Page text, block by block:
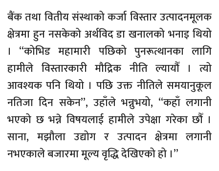
बैंक तथा वितीय संस्थाको कर्जा विस्तार उत्पादनमूलक
क्षेत्रमा हुन नसकेको अर्थविद डा खनालको भनाइ थियो
। “कोभिड महामारी पछिको पुनरूत्थानका लागि
हामीले विस्तारकारी मौद्रिक नीति ल्यायौँ । त्यो
आवश्यक पनि थियो । पछि उक्त नीतिले समयानुकूल
नतिजा दिन सकेन”, उहाँले भन्नुभयो, “कहाँ लगानी
भएको छ भन्ने विषयलाई हामीले उपेक्षा गरेका छौँ ।
साना, मझौला उद्योग र उत्पादन क्षेत्रमा लगानी
नभएकाले बजारमा मूल्य वृद्धि देखिएको हो ।”